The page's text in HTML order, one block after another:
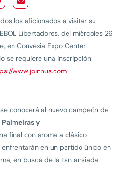
los aficionados a visitar su
Libertadores, del miércoles 26
en Convexia Expo Center.
se requiere una inscripción
www.joinnus.com
conocerá al nuevo campeón de
Palmeiras y
final con aroma a clásico
en un partido único en
en busca de la tan ansiada